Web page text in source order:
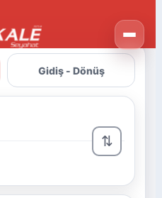
Gidiş - Dönüş
⇅